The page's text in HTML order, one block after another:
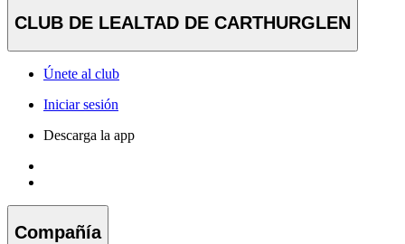
CLUB DE LEALTAD DE CARTHURGLEN
Únete al club
Iniciar sesión
Descarga la app
Compañía